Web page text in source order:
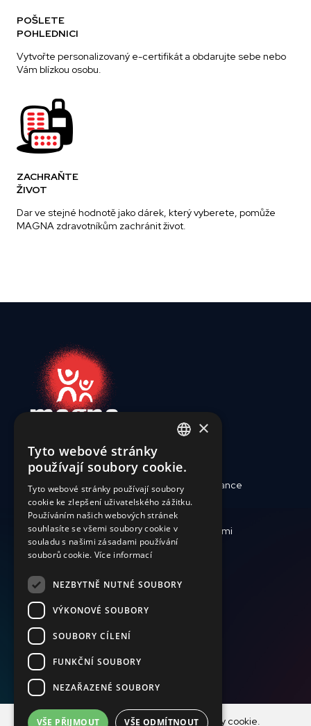
Náš web používá k analýze návštěvnosti soubory cookie.
POŠLETE
POHLEDNICI
Vytvořte personalizovaný e-certifikát a obdarujte sebe nebo
Vám blízkou osobu.
ZACHRAŇTE
ŽIVOT
Dar ve stejné hodnotě jako dárek, který vyberete, pomůže
MAGNA zdravotníkům zachránit život.
Kdo jsme
Zdravotní péče
Krize a katastrofy
Aktuálně
Reporty a finance
Jak pomoci
Pracujte s námi
+420 736 416 505
darcovstvi@magna.org
© Copyright MAGNA ČR o.p.s. 2001-2021, Photographs ©
CZECH
×
Tyto webové stránky
používají soubory cookie.
Tyto webové stránky používají soubory
cookie ke zlepšení uživatelského zážitku.
Používáním našich webových stránek
souhlasíte se všemi soubory cookie v
souladu s našimi zásadami používání
souborů cookie. Více informací
NEZBYTNĚ NUTNÉ SOUBORY
VÝKONOVÉ SOUBORY
SOUBORY CÍLENÍ
FUNKČNÍ SOUBORY
NEZAŘAZENÉ SOUBORY
VŠE PŘIJMOUT VŠE ODMÍTNOUT